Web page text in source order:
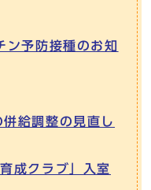
ン予防接種のお知
給調整の見直し
成クラブ」入室